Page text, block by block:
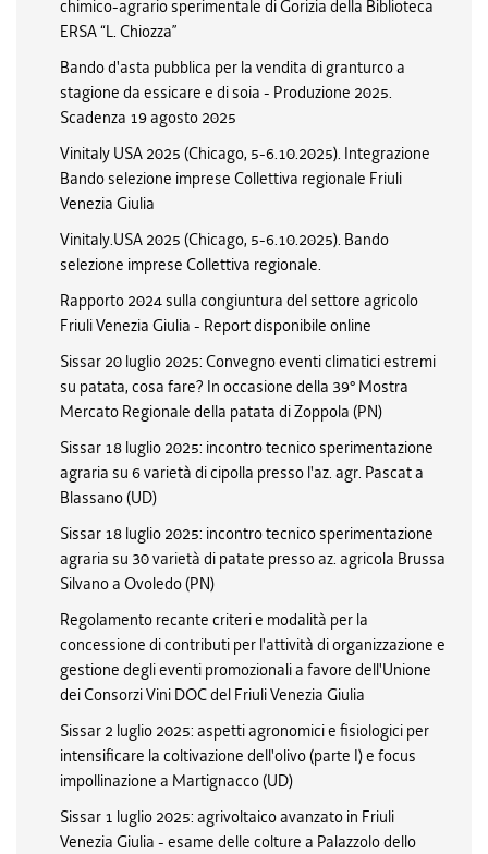
chimico-agrario sperimentale di Gorizia della Biblioteca
ERSA “L. Chiozza”
Bando d'asta pubblica per la vendita di granturco a
stagione da essicare e di soia - Produzione 2025.
Scadenza 19 agosto 2025
Vinitaly USA 2025 (Chicago, 5-6.10.2025). Integrazione
Bando selezione imprese Collettiva regionale Friuli
Venezia Giulia
Vinitaly.USA 2025 (Chicago, 5-6.10.2025). Bando
selezione imprese Collettiva regionale.
Rapporto 2024 sulla congiuntura del settore agricolo
Friuli Venezia Giulia - Report disponibile online
Sissar 20 luglio 2025: Convegno eventi climatici estremi
su patata, cosa fare? In occasione della 39° Mostra
Mercato Regionale della patata di Zoppola (PN)
Sissar 18 luglio 2025: incontro tecnico sperimentazione
agraria su 6 varietà di cipolla presso l'az. agr. Pascat a
Blassano (UD)
Sissar 18 luglio 2025: incontro tecnico sperimentazione
agraria su 30 varietà di patate presso az. agricola Brussa
Silvano a Ovoledo (PN)
Regolamento recante criteri e modalità per la
concessione di contributi per l'attività di organizzazione e
gestione degli eventi promozionali a favore dell'Unione
dei Consorzi Vini DOC del Friuli Venezia Giulia
Sissar 2 luglio 2025: aspetti agronomici e fisiologici per
intensificare la coltivazione dell'olivo (parte I) e focus
impollinazione a Martignacco (UD)
Sissar 1 luglio 2025: agrivoltaico avanzato in Friuli
Venezia Giulia - esame delle colture a Palazzolo dello